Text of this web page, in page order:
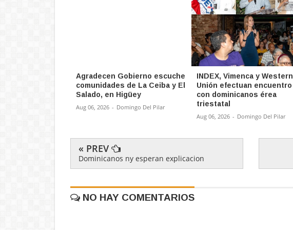
Agradecen Gobierno escuche
comunidades de La Ceiba y El
Salado, en Higüey
Aug 06, 2026 - Domingo Del Pilar
INDEX, Vimenca y Western
Unión efectuan encuentro
con dominicanos érea
triestatal
Aug 06, 2026 - Domingo Del Pilar
« PREV
Dominicanos ny esperan explicacion
NO HAY COMENTARIOS